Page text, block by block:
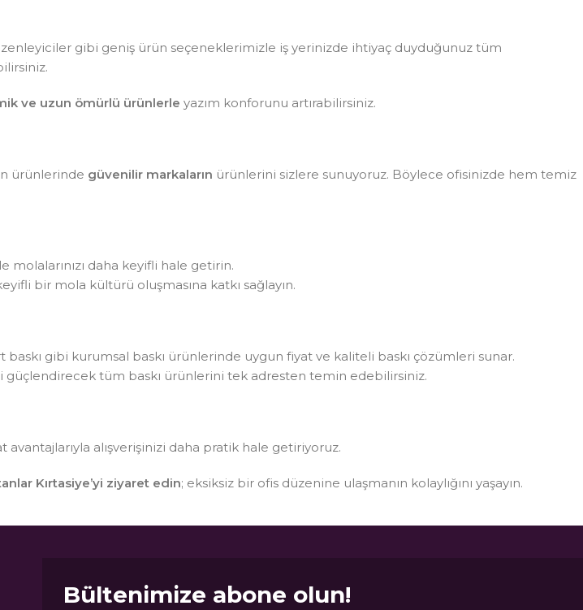
gibi geniş ürün seçeneklerimizle iş yerinizde ihtiyaç duyduğunuz tüm
ve uzun ömürlü ürünlerle yazım konforunu artırabilirsiniz.
ürünlerinde güvenilir markaların ürünlerini sizlere sunuyoruz. Böylece ofisinizde hem temiz
molalarınızı daha keyifli hale getirin.
bir mola kültürü oluşmasına katkı sağlayın.
gibi kurumsal baskı ürünlerinde uygun fiyat ve kaliteli baskı çözümleri sunar.
tüm baskı ürünlerini tek adresten temin edebilirsiniz.
alışverişinizi daha pratik hale getiriyoruz.
Kırtasiye’yi ziyaret edin; eksiksiz bir ofis düzenine ulaşmanın kolaylığını yaşayın.
Bültenimize abone olun!